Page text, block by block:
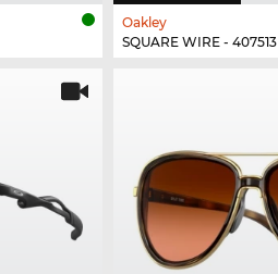
Oakley
SQUARE WIRE - 407513